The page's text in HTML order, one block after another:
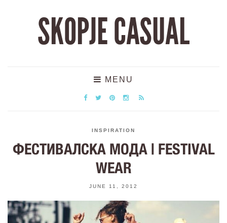
SKOPJE CASUAL
MENU
INSPIRATION
ФЕСТИВАЛСКА МОДА | FESTIVAL
WEAR
JUNE 11, 2012